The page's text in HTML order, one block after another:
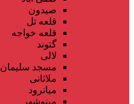
صیدون
قلعه تل
قلعه خواجه
گتوند
لالی
مسجد سلیمان
ملاثانی
میانرود
مینوشهر